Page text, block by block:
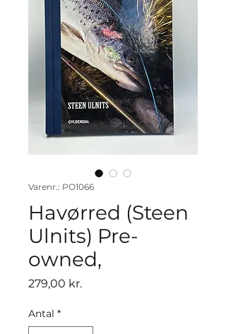
Varenr.: PO1066
Havørred (Steen
Ulnits) Pre-
owned,
279,00 kr.Pris
Antal *